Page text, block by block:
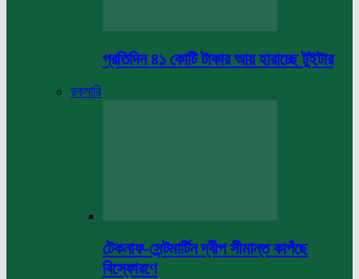
প্রতিদিন ৪১ কোটি টাকার আয় হারাচ্ছে টুইটার
রকমারি
টেকনাফ-সেন্টমার্টিন দ্বীপ সীমান্ত কাপঁছে
বিস্ফোরণে